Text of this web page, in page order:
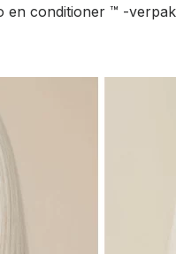
en conditioner ™ -